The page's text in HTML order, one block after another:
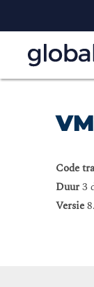
Code
Duur3
Versie